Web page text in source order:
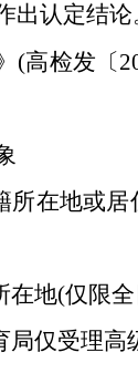
出认定结
(高检发〔
所在地或
在地(仅限
局仅受理高